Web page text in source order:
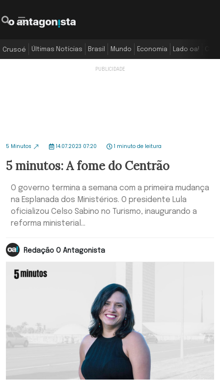
Crusoé Últimas Notícias Brasil Mundo Economia Lado oa!
5 Minutos 14.07.2023 07:20 1 minuto de leitura
5 minutos: A fome do Centrão
O governo termina a semana com a primeira mudança
na Esplanada dos Ministérios. O presidente Lula
oficializou Celso Sabino no Turismo, inaugurando a
reforma ministerial...
Redação O Antagonista